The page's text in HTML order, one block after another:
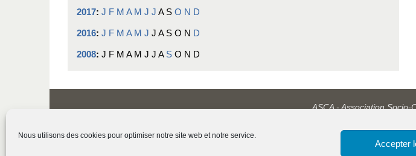
Nous utilisons des cookies pour optimiser notre site web et notre service.
Accepter
2017: J F M A M J J A S O N D
2016: J F M A M J J A S O N D
2008: J F M A M J J A S O N D
ASCA - Association Socio-